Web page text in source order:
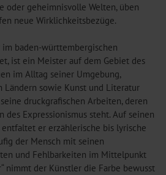
oder geheimnisvolle Welten, üben
neue Wirklichkeitsbezüge.
im baden-württembergischen
ist ein Meister auf dem Gebiet des
im Alltag seiner Umgebung,
Ländern sowie Kunst und Literatur
druckgrafischen Arbeiten, deren
des Expressionismus steht. Auf seinen
er erzählerische bis lyrische
der Mensch mit seinen
und Fehlbarkeiten im Mittelpunkt
nimmt der Künstler die Farbe bewusst